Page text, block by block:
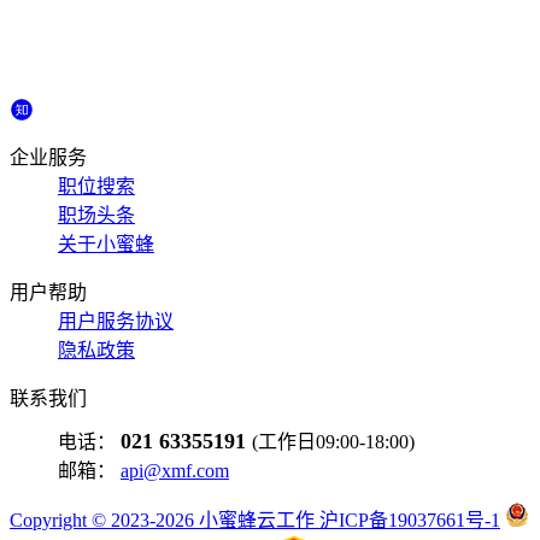
企业服务
职位搜索
职场头条
关于小蜜蜂
用户帮助
用户服务协议
隐私政策
联系我们
电话： 021 63355191 (工作日09:00-18:00)
邮箱： api@xmf.com
Copyright © 2023-2026 小蜜蜂云工作 沪ICP备19037661号-1